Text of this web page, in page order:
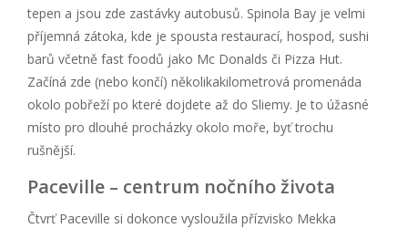
tepen a jsou zde zastávky autobusů. Spinola Bay je velmi
příjemná zátoka, kde je spousta restaurací, hospod, sushi
barů včetně fast foodů jako Mc Donalds či Pizza Hut.
Začíná zde (nebo končí) několikakilometrová promenáda
okolo pobřeží po které dojdete až do Sliemy. Je to úžasné
místo pro dlouhé procházky okolo moře, byť trochu
rušnější.
Paceville – centrum nočního života
Čtvrť Paceville si dokonce vysloužila přízvisko Mekka